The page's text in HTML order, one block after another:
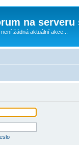
na serveru
žádná aktuální akce...